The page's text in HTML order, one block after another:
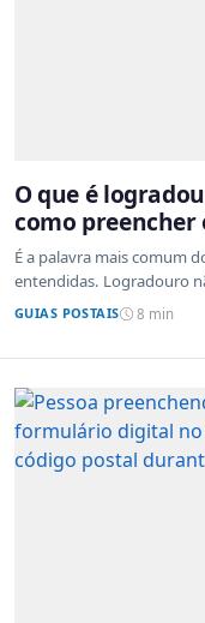
O que é
como preencher
É a palavra mais comum
entendidas. Logradouro
GUIAS POSTAIS 8 min